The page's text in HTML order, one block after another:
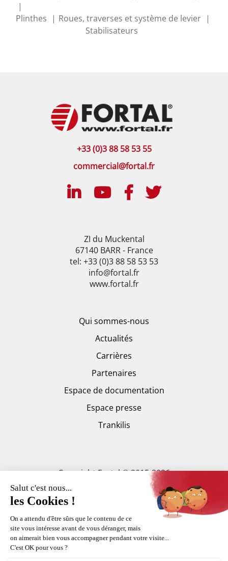
Plinthes
Roues, traverses et système de levier
Stabilisateurs
+33 (0)3 88 58 53 55
commercial@fortal.fr
ZI du Muckental
67140 BARR - France
tel: +33 (0)3 88 58 53 53
info@fortal.fr
www.fortal.fr
Qui sommes-nous
Actualités
Carrières
Partenaires
Espace de documentation
Espace presse
Trankilis
Copyright Fortal © 2015-2026
Mentions légales
Plan du site
Politique de confidentialité